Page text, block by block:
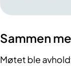
Sammen
Møtet ble